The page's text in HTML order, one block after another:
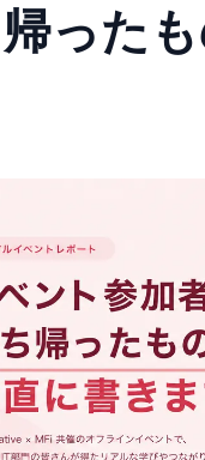
った